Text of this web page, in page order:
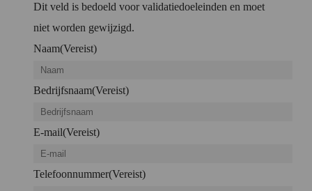
Dit veld is bedoeld voor validatiedoeleinden en moet
niet worden gewijzigd.
Naam(Vereist)
Bedrijfsnaam(Vereist)
E-mail(Vereist)
Telefoonnummer(Vereist)